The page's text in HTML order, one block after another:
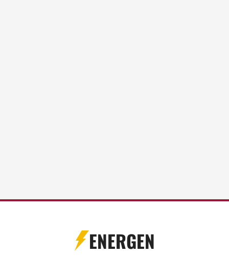
ENERGEN